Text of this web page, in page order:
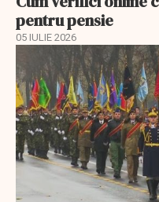
pentru pensie
05 IULIE 2026